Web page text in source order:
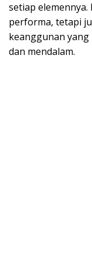
setiap
performa, tetapi
keanggunan
dan mendalam.